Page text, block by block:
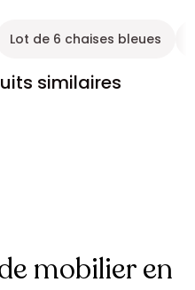
Lot de 6 chaises bleues
similaires
mobilier en